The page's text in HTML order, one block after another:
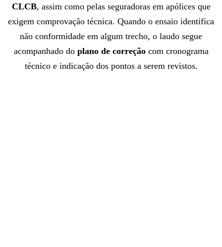
CLCB, assim como pelas seguradoras em apólices que
exigem comprovação técnica. Quando o ensaio identifica
não conformidade em algum trecho, o laudo segue
acompanhado do plano de correçãocom cronograma
técnico e indicação dos pontos a serem revistos.